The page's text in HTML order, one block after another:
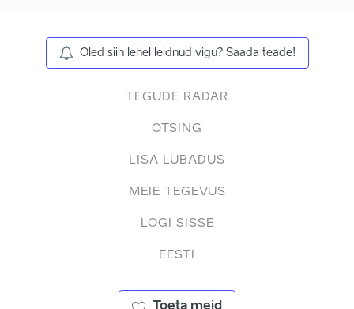
Oled siin lehel leidnud vigu? Saada teade!
TEGUDE RADAR
OTSING
LISA LUBADUS
MEIE TEGEVUS
LOGI SISSE
EESTI